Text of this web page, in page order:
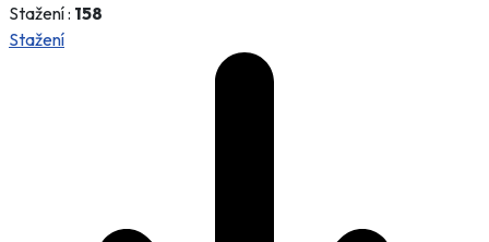
Stažení : 158
Stažení